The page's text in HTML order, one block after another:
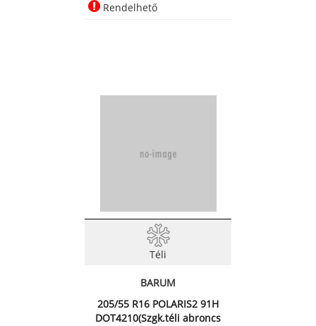
Rendelhető
Téli
BARUM
205/55 R16 POLARIS2 91H
DOT4210(Szgk.téli abroncs